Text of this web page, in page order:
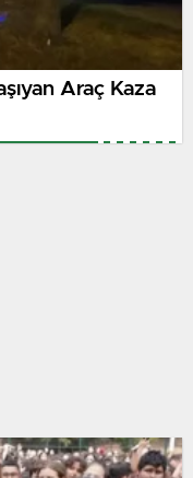
Araç Kaza